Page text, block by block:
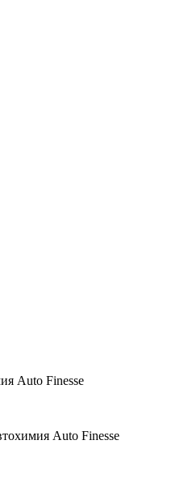
Auto Finesse
Auto Finesse